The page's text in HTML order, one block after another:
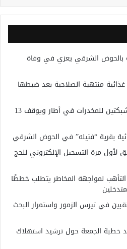
بالحوض الشرقي يعزي في وفاة
منتهية الصلاحية بعد ضبطها
الدرك الوطني يعلن تفكيك شبكتين للمخدرات في أطار ويوقف 13
بقرية “فتيله” في الحوض الشرقي
لأول مرة التسجيل الإلكتروني للحج
لمواجهة المخاطر يتطلب خططًا
في تيرس الزمور واستمرار البحث
خطبة الجمعة حول ترشيد استهلاك